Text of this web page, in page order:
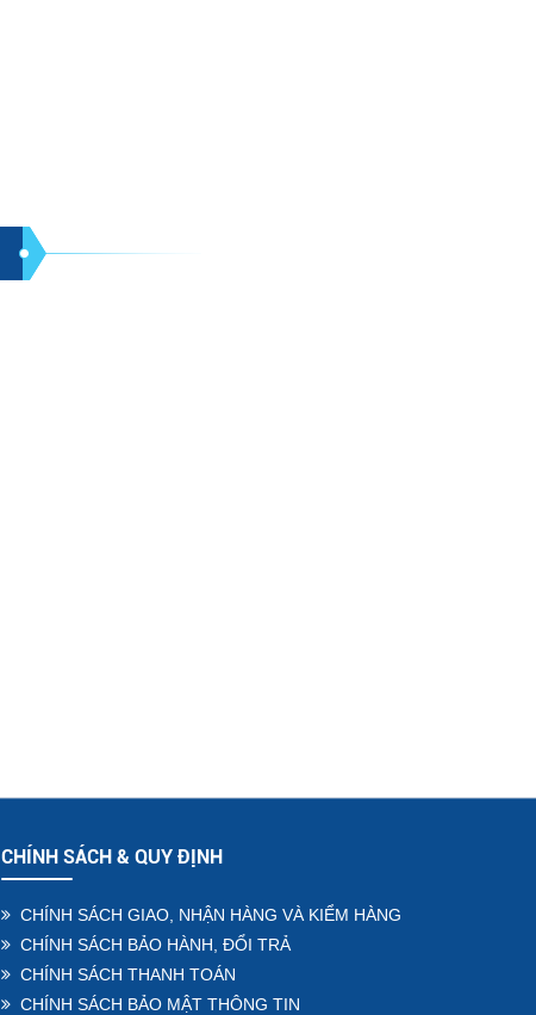
CHÍNH SÁCH & QUY ĐỊNH
CHÍNH SÁCH GIAO, NHẬN HÀNG VÀ KIỂM HÀNG
CHÍNH SÁCH BẢO HÀNH, ĐỔI TRẢ
CHÍNH SÁCH THANH TOÁN
CHÍNH SÁCH BẢO MẬT THÔNG TIN